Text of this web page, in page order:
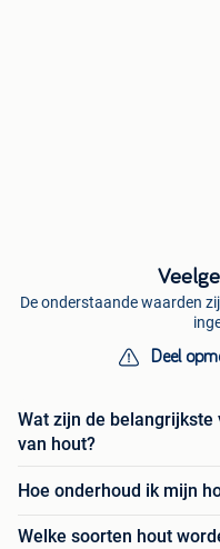
De onderstaande waarden
Deel
Wat zijn de
van hout?
Hoe onderhoud ik mijn
Welke soorten hout